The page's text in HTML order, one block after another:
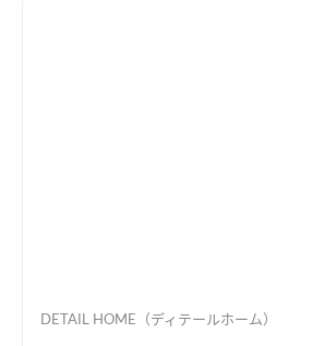
DETAIL HOME（ディテールホーム）